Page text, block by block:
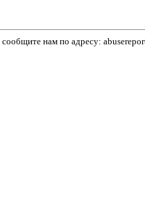
нам по адресу: